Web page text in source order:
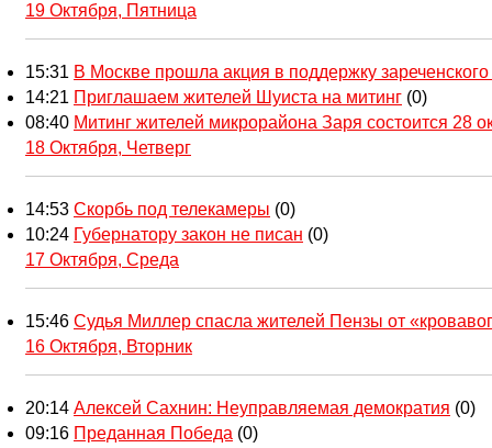
19 Октября, Пятница
15:31 В Москве прошла акция в поддержку
14:21 Приглашаем жителей Шуиста на митинг (0)
08:40 Митинг жителей микрорайона Заря состоится 28
18 Октября, Четверг
14:53 Скорбь под телекамеры (0)
10:24 Губернатору закон не писан (0)
17 Октября, Среда
15:46 Судья Миллер спасла жителей Пензы от
16 Октября, Вторник
20:14 Алексей Сахнин: Неуправляемая демократия (0)
09:16 Преданная Победа (0)